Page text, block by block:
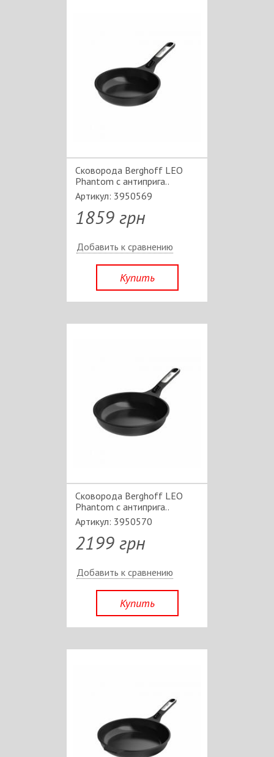
Сковорода Berghoff LEO
Phantom c антиприга..
Артикул: 3950569
1859 грн
Добавить к сравнению
Купить
Сковорода Berghoff LEO
Phantom c антиприга..
Артикул: 3950570
2199 грн
Добавить к сравнению
Купить